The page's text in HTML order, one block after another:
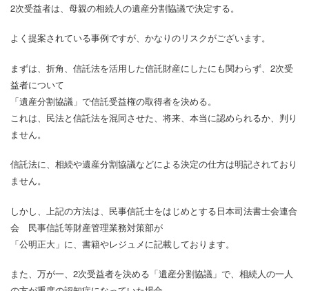
2次受益者は、母親の相続人の遺産分割協議で決定する。
よく提案されている事例ですが、かなりのリスクがございます。
まずは、折角、信託法を活用した信託財産にしたにも関わらず、2次受
益者について
「遺産分割協議」で信託受益権の取得者を決める。
これは、民法と信託法を混同させた、将来、本当に認められるか、判り
ません。
信託法に、相続や遺産分割協議などによる決定の仕方は明記されており
ません。
しかし、上記の方法は、民事信託士をはじめとする日本司法書士会連合
会 民事信託等財産管理業務対策部が
「公明正大」に、書籍やレジュメに記載しております。
また、万が一、2次受益者を決める「遺産分割協議」で、相続人の一人